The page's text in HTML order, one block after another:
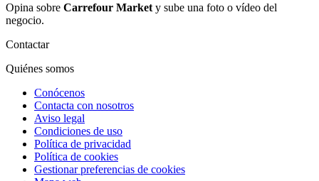
Opina sobre Carrefour Market y sube una foto o vídeo del
negocio.
Contactar
Quiénes somos
Conócenos
Contacta con nosotros
Aviso legal
Condiciones de uso
Política de privacidad
Política de cookies
Gestionar preferencias de cookies